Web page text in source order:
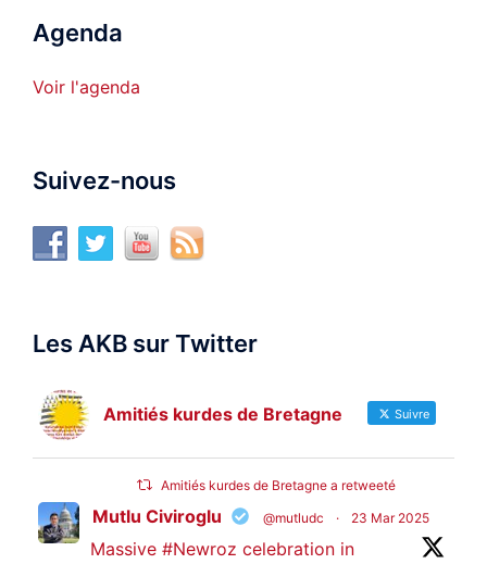
Agenda
Voir l'agenda
Suivez-nous
Les AKB sur Twitter
Amitiés kurdes de Bretagne Suivre
Amitiés kurdes de Bretagne a retweeté
Mutlu Civiroglu @mutludc · 23 Mar 2025
Massive #Newroz celebration in